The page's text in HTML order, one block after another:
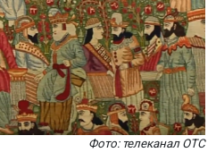
Фото: телеканал ОТС
дух Персии можно в
музее. Именно туда
редкие бытовые вещи